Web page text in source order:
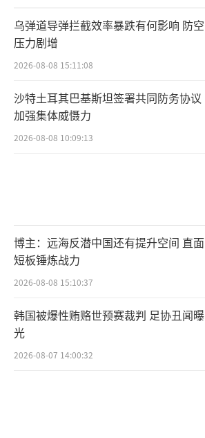
乌弹道导弹拦截效率暴跌有何影响 防空
压力剧增
2026-08-08 15:11:08
沙特土耳其巴基斯坦签署共同防务协议
加强集体威慑力
2026-08-08 10:09:13
博主：远海反潜中国还有提升空间 直面
短板锤炼战力
2026-08-08 15:10:37
韩国被爆性贿赂世预赛裁判 足协丑闻曝
光
2026-08-07 14:00:32